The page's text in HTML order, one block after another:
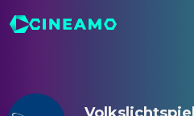
Volkslichtspiele Wernigerode –